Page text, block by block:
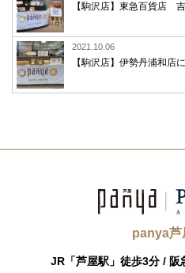
【駒沢店】東急百貨店
2021.10.06
【駒沢店】伊勢丹浦和店
panya芦
JR「芦屋駅」徒歩3分 / 阪